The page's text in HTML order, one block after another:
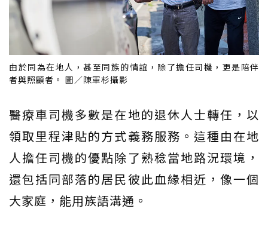
由於同為在地人，甚至同族的情誼，除了擔任司機，更是陪伴
者與照顧者。 圖／陳軍杉攝影
醫療車司機多數是在地的退休人士轉任，以
領取里程津貼的方式義務服務。這種由在地
人擔任司機的優點除了熟稔當地路況環境，
還包括同部落的居民彼此血緣相近，像一個
大家庭，能用族語溝通。